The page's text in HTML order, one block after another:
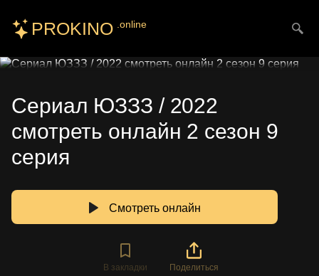
PROKINO .online
Сериал ЮЗЗЗ / 2022
смотреть онлайн 2 сезон 9
серия
Смотреть онлайн
В закладки Поделиться